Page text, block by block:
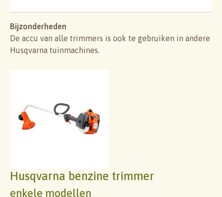
Bijzonderheden
De accu van alle trimmers is ook te gebruiken in andere
Husqvarna tuinmachines.
Husqvarna benzine trimmer
enkele modellen